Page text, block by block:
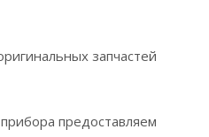
запчастей
предоставляем